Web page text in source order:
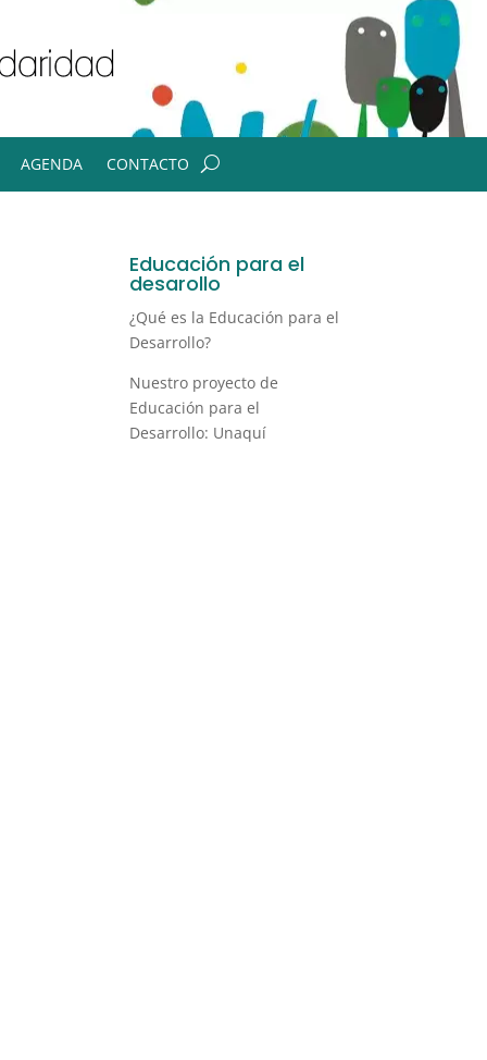
AGENDA CONTACTO
Educación para el
desarollo
¿Qué es la Educación para el
Desarrollo?
Nuestro proyecto de
Educación para el
Desarrollo: Unaquí